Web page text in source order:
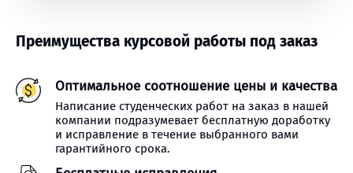
Преимущества курсовой работы под заказ
Оптимальное соотношение цены и качества
Написание студенческих работ на заказ в нашей
компании подразумевает бесплатную доработку
и исправление в течение выбранного вами
гарантийного срока.